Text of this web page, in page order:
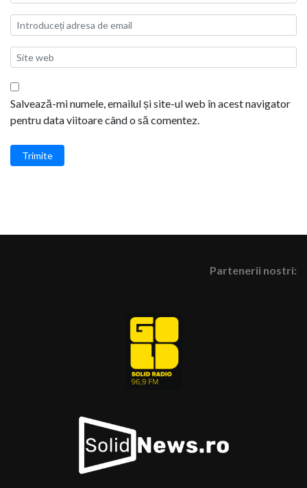
Salvează-mi numele, emailul și site-ul web în acest navigator
pentru data viitoare când o să comentez.
Trimite
Partenerii nostri: